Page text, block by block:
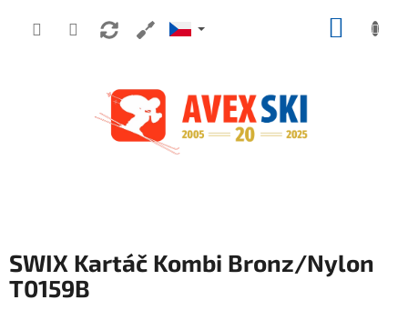
SWIX Kartáč Kombi Bronz/Nylon
T0159B